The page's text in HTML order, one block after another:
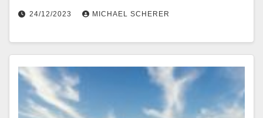
24/12/2023 MICHAEL SCHERER